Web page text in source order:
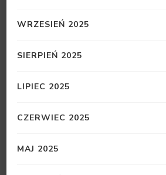
WRZESIEŃ 2025
SIERPIEŃ 2025
LIPIEC 2025
CZERWIEC 2025
MAJ 2025